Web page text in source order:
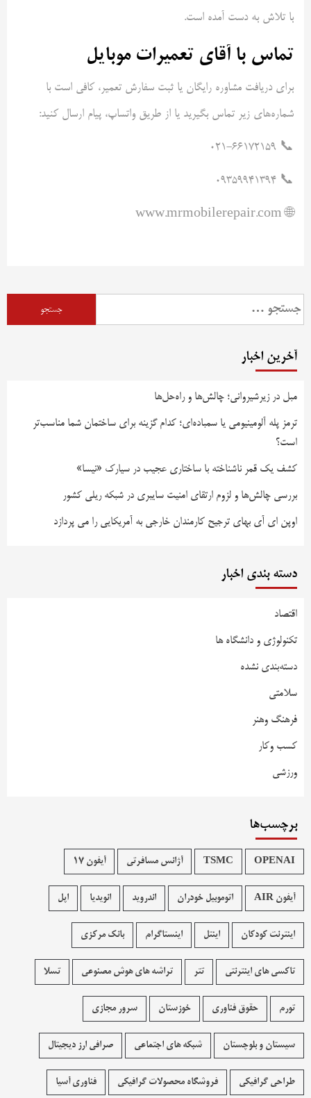
با تلاش به دست آمده است.
تماس با آقای تعمیرات موبایل
برای دریافت مشاوره رایگان یا ثبت سفارش تعمیر، کافی است با
شماره‌های زیر تماس بگیرید یا از طریق واتساپ، پیام ارسال کنید:
📞 021-66172159
📞 09359941394
🌐 www.mrmobilerepair.com
جستجو
برای:
آخرین اخبار
مبل در زیرشیروانی؛ چالش‌ها و راه‌حل‌ها
ترمز پله آلومینیومی یا سمباده‌ای؛ کدام گزینه برای ساختمان شما مناسب‌تر
است؟
کشف یک قمر ناشناخته با ساختاری عجیب در سیارک «نیسا»
بررسی چالش‌ها و لزوم ارتقای امنیت سایبری در شبکه ریلی کشور
اوپن ای آی بهای ترجیح کارمندان خارجی به آمریکایی را می پردازد
دسته بندی اخبار
اقتصاد
تکنولوژی و دانشگاه ها
دسته‌بندی نشده
سلامتی
فرهنگ وهنر
کسب وکار
ورزشی
برچسب‌ها
OPENAI
TSMC آژانس مسافرتی آیفون 17
آیفون AIR اتوموبیل خودران اندروید انویدیا اپل
اینترنت کودکان اینتل اینستاگرام بانک مرکزی
تاکسی های اینترنتی تتر تراشه های هوش مصنوعی تسلا
تورم حقوق فناوری خوزستان سرور مجازی
سیستان و بلوچستان شبکه های اجتماعی صرافی ارز دیجیتال
طراحی گرافیکی فروشگاه محصولات گرافيکی فناوری آسیا